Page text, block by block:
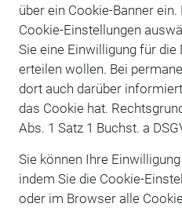
über ein Cookie-Banner
Cookie-Einstellungen
Sie eine Einwilligung für die
erteilen wollen. Bei
dort auch darüber
das Cookie hat.
Abs. 1 Satz 1 Buchst. a
Sie können Ihre
indem Sie die Cookie-
oder im Browser alle